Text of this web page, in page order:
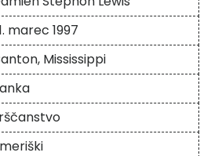
marec 1997
Mississippi